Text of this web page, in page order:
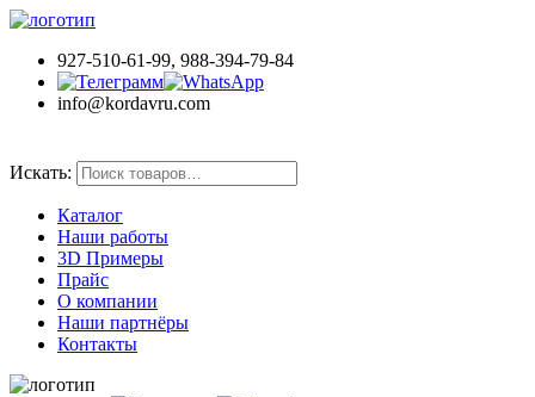
927-510-61-99, 988-394-79-84
info@kordavru.com
Искать:
Каталог
Наши работы
3D Примеры
Прайс
О компании
Наши партнёры
Контакты